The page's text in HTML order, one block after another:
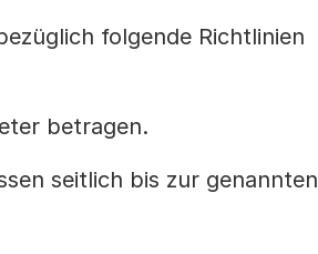
folgende Richtlinien
betragen.
seitlich bis zur genannten